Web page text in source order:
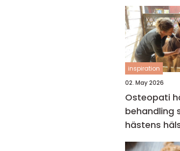
inspiration
02. May 2026
Osteopati häst
behandling
hästens
prestation